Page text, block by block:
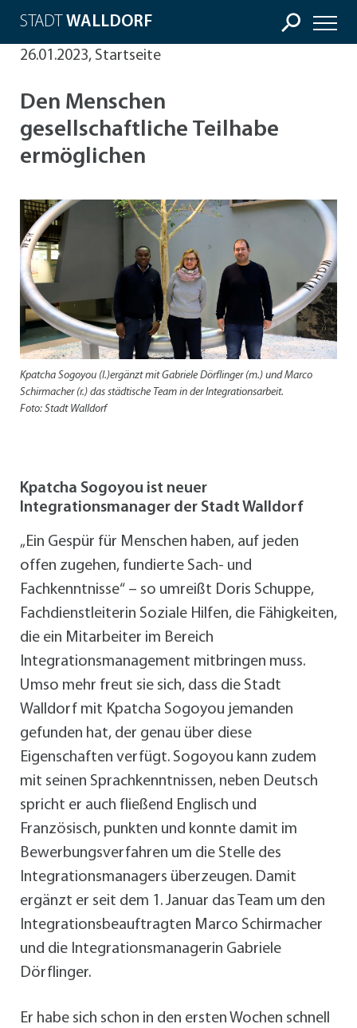
STADT WALLDORF
26.01.2023, Startseite
Den Menschen
gesellschaftliche Teilhabe
ermöglichen
Kpatcha Sogoyou (l.)ergänzt mit Gabriele Dörflinger (m.) und Marco
Schirmacher (r.) das städtische Team in der Integrationsarbeit.
Foto: Stadt Walldorf
Kpatcha Sogoyou ist neuer
Integrationsmanager der Stadt Walldorf
„Ein Gespür für Menschen haben, auf jeden
offen zugehen, fundierte Sach- und
Fachkenntnisse“ – so umreißt Doris Schuppe,
Fachdienstleiterin Soziale Hilfen, die Fähigkeiten,
die ein Mitarbeiter im Bereich
Integrationsmanagement mitbringen muss.
Umso mehr freut sie sich, dass die Stadt
Walldorf mit Kpatcha Sogoyou jemanden
gefunden hat, der genau über diese
Eigenschaften verfügt. Sogoyou kann zudem
mit seinen Sprachkenntnissen, neben Deutsch
spricht er auch fließend Englisch und
Französisch, punkten und konnte damit im
Bewerbungsverfahren um die Stelle des
Integrationsmanagers überzeugen. Damit
ergänzt er seit dem 1. Januar das Team um den
Integrationsbeauftragten Marco Schirmacher
und die Integrationsmanagerin Gabriele
Dörflinger.
Er habe sich schon in den ersten Wochen schnell